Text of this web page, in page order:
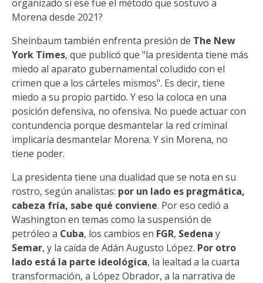
organizado si ese fue el método que sostuvo a
Morena desde 2021?
Sheinbaum también enfrenta presión de The New
York Times, que publicó que "la presidenta tiene más
miedo al aparato gubernamental coludido con el
crimen que a los cárteles mismos". Es decir, tiene
miedo a su propio partido. Y eso la coloca en una
posición defensiva, no ofensiva. No puede actuar con
contundencia porque desmantelar la red criminal
implicaría desmantelar Morena. Y sin Morena, no
tiene poder.
La presidenta tiene una dualidad que se nota en su
rostro, según analistas: por un lado es pragmática,
cabeza fría, sabe qué conviene. Por eso cedió a
Washington en temas como la suspensión de
petróleo a Cuba, los cambios en FGR, Sedena y
Semar, y la caída de Adán Augusto López. Por otro
lado está la parte ideológica, la lealtad a la cuarta
transformación, a López Obrador, a la narrativa de